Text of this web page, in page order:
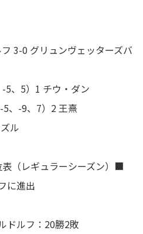
3-0 グリュンヴェッターズバ
、5）1 チウ・ダン
、-9、7）2 王熹
ル
（レギュラーシーズン）■
に進出
ドルフ：20勝2敗